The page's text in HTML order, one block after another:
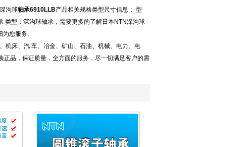
沟球轴承6910LLB产品相关规格类型尺寸信息： 型
型：深沟球轴承，需要更多的了解日本NTN深沟球
您服务。
机床、汽 车、冶金、矿山、石油、机械、电力、电
正品，保证质量，全方面的服务，尽一切满足客户的需